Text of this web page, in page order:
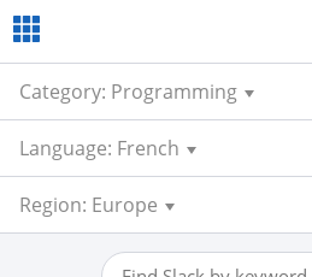
Category: Programming
Language: French
Region: Europe